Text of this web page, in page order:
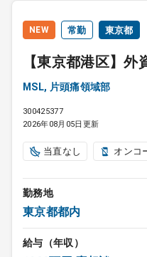
NEW 常勤 東京都
【東京都港区】
MSL, 片頭痛領域部
300425377
2026年08月05日更新
当直なし オンコ
勤務地
東京都都内
給与（年収）